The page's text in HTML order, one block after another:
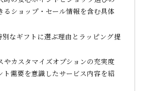
るショップ・セール情報を含む具体
別なギフトに選ぶ理由とラッピング提
やカスタマイズオプションの充実度
ト需要を意識したサービス内容を紹